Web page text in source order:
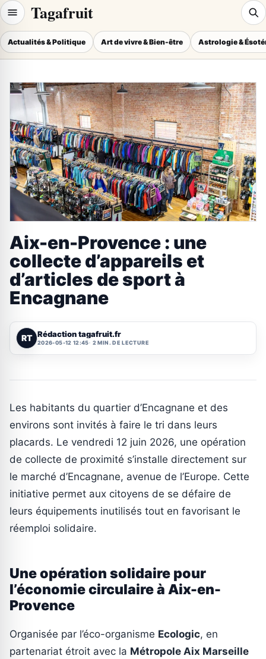
Tagafruit
Actualités & Politique Art de vivre & Bien-être Astrologie &
Aix-en-Provence : une
collecte d’appareils et
d’articles de sport à
Encagnane
RT Rédaction tagafruit.fr
2026-05-12 12:45 2 MIN. DE LECTURE
Les habitants du quartier d’Encagnane et des
environs sont invités à faire le tri dans leurs
placards. Le vendredi 12 juin 2026, une opération
de collecte de proximité s’installe directement sur
le marché d’Encagnane, avenue de l’Europe. Cette
initiative permet aux citoyens de se défaire de
leurs équipements inutilisés tout en favorisant le
réemploi solidaire.
Une opération solidaire pour
l’économie circulaire à Aix-en-
Provence
Organisée par l’éco-organisme Ecologic, en
partenariat étroit avec la Métropole Aix Marseille